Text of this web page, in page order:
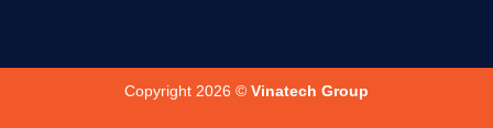
Copyright 2026 © Vinatech Group